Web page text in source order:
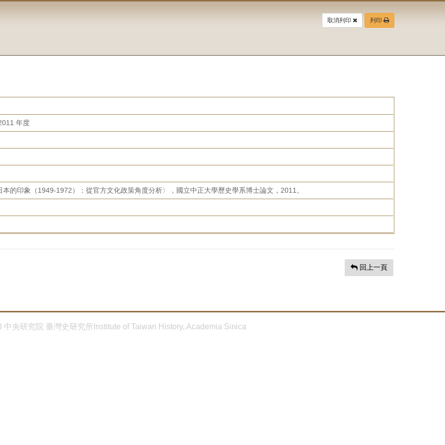
取消列印 列印
年度
本的印象（1949-1972）：從官方文化政策角度分析〉，國立中正大學歷史學系博士論文，2011。
回上一頁
中央研究院 臺灣史研究所Institute of Taiwan History, Academia Sinica